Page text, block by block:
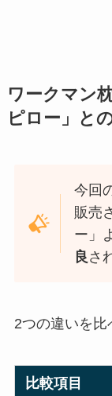
ワークマン
ピロー」と
今回
販売
ー」
良 さ
2つの違いを比
比較項目